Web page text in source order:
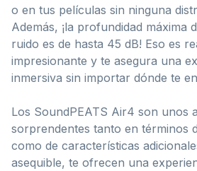
o en tus películas sin ninguna
Además, ¡la profundidad máxima
ruido es de hasta 45 dB! Eso es
impresionante y te asegura una
inmersiva sin importar dónde te
Los SoundPEATS Air4 son unos
sorprendentes tanto en términos
como de características
asequible, te ofrecen una